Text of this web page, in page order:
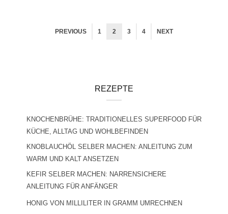
PREVIOUS 1 2 3 4 NEXT
REZEPTE
KNOCHENBRÜHE: TRADITIONELLES SUPERFOOD FÜR
KÜCHE, ALLTAG UND WOHLBEFINDEN
KNOBLAUCHÖL SELBER MACHEN: ANLEITUNG ZUM
WARM UND KALT ANSETZEN
KEFIR SELBER MACHEN: NARRENSICHERE
ANLEITUNG FÜR ANFÄNGER
HONIG VON MILLILITER IN GRAMM UMRECHNEN